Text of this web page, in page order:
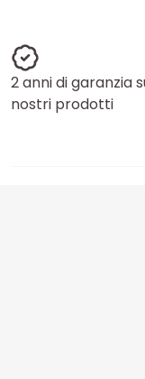
2 anni di garanzia
nostri prodotti